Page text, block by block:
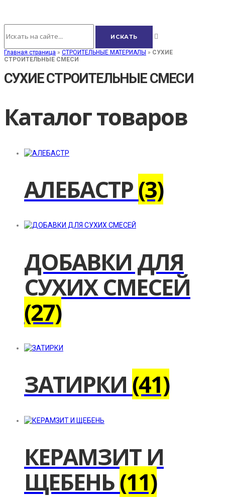
Главная страница » СТРОИТЕЛЬНЫЕ МАТЕРИАЛЫ » СУХИЕ
СТРОИТЕЛЬНЫЕ СМЕСИ
СУХИЕ СТРОИТЕЛЬНЫЕ СМЕСИ
Каталог товаров
АЛЕБАСТР(3)
ДОБАВКИ ДЛЯ
СУХИХ СМЕСЕЙ
(27)
ЗАТИРКИ (41)
КЕРАМЗИТ И
ЩЕБЕНЬ(11)